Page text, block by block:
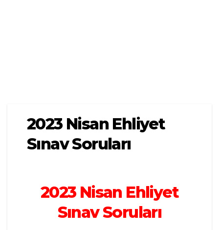
2023 Nisan Ehliyet
Sınav Soruları
2023 Nisan Ehliyet
Sınav Soruları